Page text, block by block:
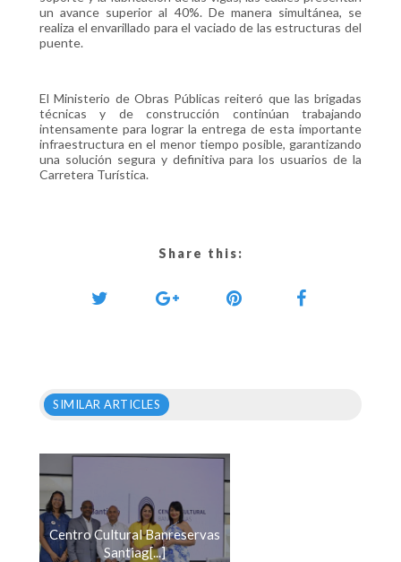
un avance superior al 40%. De manera simultánea, se
realiza el envarillado para el vaciado de las estructuras del
puente.
El Ministerio de Obras Públicas reiteró que las brigadas
técnicas y de construcción continúan trabajando
intensamente para lograr la entrega de esta importante
infraestructura en el menor tiempo posible, garantizando
una solución segura y definitiva para los usuarios de la
Carretera Turística.
Share this:
SIMILAR ARTICLES
Centro Cultural Banreservas
Santiag[...]